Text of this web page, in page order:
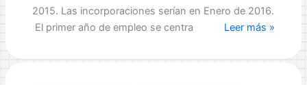
2015. Las incorporaciones serían en Enero de 2016.
El primer año de empleo se centra
Proceso
Selección:
Leer más »